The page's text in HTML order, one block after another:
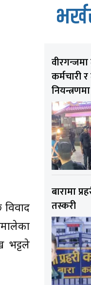
विवाद
भट्टले
कर्मचारी
नियन्त्रणमा
बारामा
तस्करी